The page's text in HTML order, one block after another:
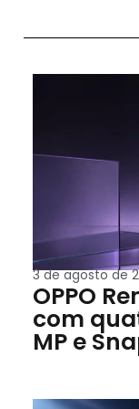
3 de agosto de
OPPO
com
MP e